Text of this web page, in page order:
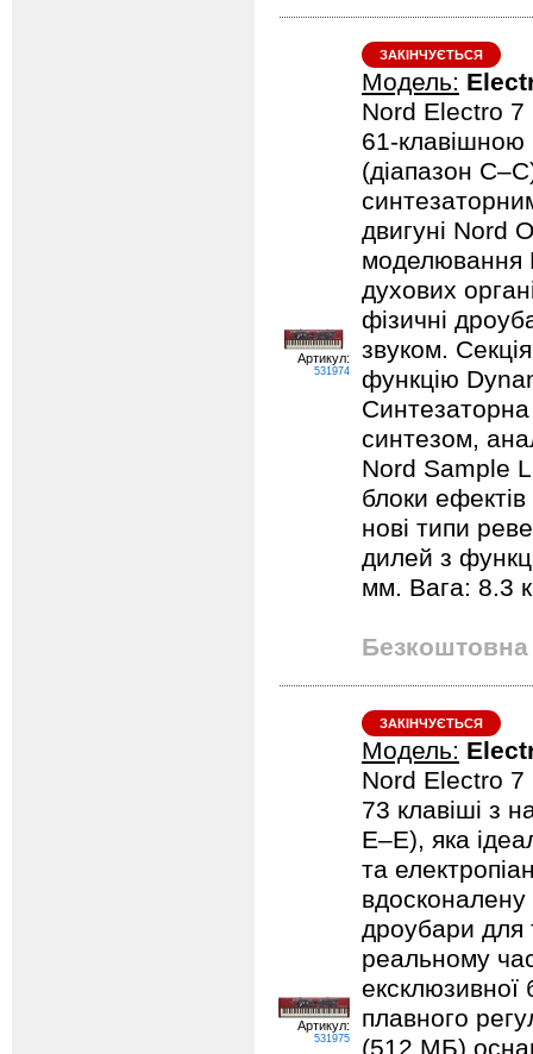
Артикул:
531974
ЗАКІНЧУЄТЬСЯ
Модель:
Nord Electro 7
61-клавішною
(діапазон
двигуні Nord
моделювання
духових
фізичні
звуком.
функцію
синтезом,
Nord Sample
блоки
нові типи
дилей з
мм. Вага: 8.3
Безкоштовна
Артикул:
531975
ЗАКІНЧУЄТЬСЯ
Модель:
Nord Electro 7
73 клавіші з
E–E), яка
та
дроубари для
реальному
ексклюзивної
плавного
(512 МБ)